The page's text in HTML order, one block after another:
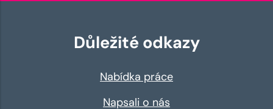
Důležité odkazy
Nabídka práce
Napsali o nás